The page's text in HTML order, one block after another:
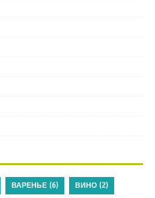
ВАРЕНЬЕ (6) ВИНО (2)